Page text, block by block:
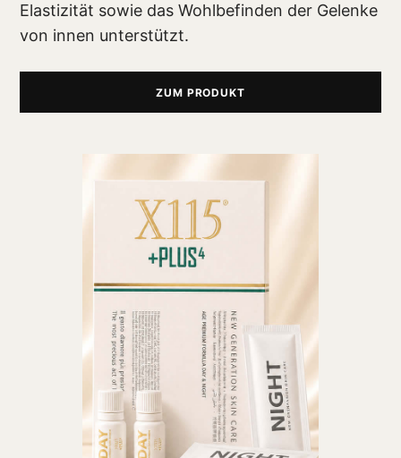
Elastizität sowie das Wohlbefinden der Gelenke
von innen unterstützt.
ZUM PRODUKT